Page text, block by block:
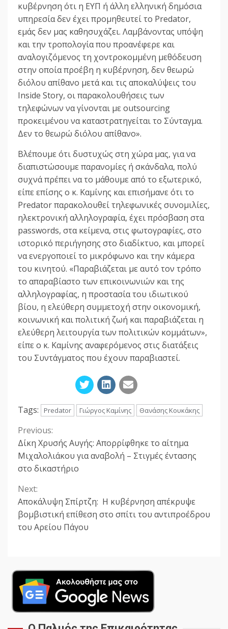
κυβέρνηση ότι η ΕΥΠ ή άλλη ελληνική δημόσια
υπηρεσία δεν έχει προμηθευτεί το Predator,
εμάς δεν μας καθησυχάζει. Λαμβάνοντας υπόψη
και την τροπολογία που προανέφερε και
αναλογιζόμενος τη χοντροκομμένη μεθόδευση
στην οποία προέβη η κυβέρνηση, δεν θεωρώ
διόλου απίθανο μετά και τις αποκαλύψεις του
Inside Story, οι παρακολουθήσεις των
τηλεφώνων να γίνονται με outsourcing
προκειμένου να καταστρατηγείται το Σύνταγμα.
Δεν το θεωρώ διόλου απίθανο».
Βλέπουμε ότι δυστυχώς στη χώρα μας, για να
διαπιστώσουμε παρανομίες ή σκάνδαλα, πολύ
συχνά πρέπει να το μάθουμε από το εξωτερικό,
είπε επίσης ο κ. Καμίνης και επισήμανε ότι το
Predator παρακολουθεί τηλεφωνικές συνομιλίες,
ηλεκτρονική αλληλογραφία, έχει πρόσβαση στα
passwords, στα κείμενα, στις φωτογραφίες, στο
ιστορικό περιήγησης στο διαδίκτυο, και μπορεί
να ενεργοποιεί το μικρόφωνο και την κάμερα
του κινητού. «Παραβιάζεται με αυτό τον τρόπο
το απαραβίαστο των επικοινωνιών και της
αλληλογραφίας, η προστασία του ιδιωτικού
βίου, η ελεύθερη συμμετοχή στην οικονομική,
κοινωνική και πολιτική ζωή και παραβιάζεται η
ελεύθερη λειτουργία των πολιτικών κομμάτων»,
είπε ο κ. Καμίνης αναφερόμενος στις διατάξεις
του Συντάγματος που έχουν παραβιαστεί.
Tags: Predator Γιώργος Καμίνης Θανάσης Κουκάκης
Continue
Reading
Previous:
Δίκη Χρυσής Αυγής: Απορρίφθηκε το αίτημα
Μιχαλολιάκου για αναβολή – Στιγμές έντασης
στο δικαστήριο
Next:
Αποκάλυψη Σπίρτζη: Η κυβέρνηση απέκρυψε
βομβιστική επίθεση στο σπίτι του αντιπροέδρου
του Αρείου Πάγου